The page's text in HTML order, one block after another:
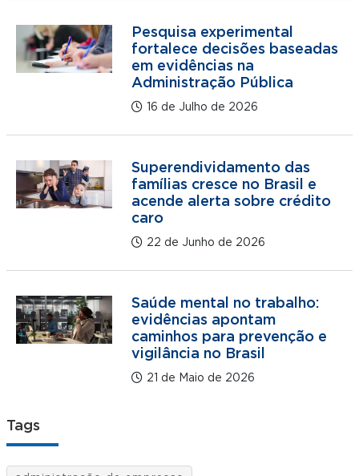
Pesquisa experimental
fortalece decisões baseadas
em evidências na
Administração Pública
16 de Julho de 2026
Superendividamento das
famílias cresce no Brasil e
acende alerta sobre crédito
caro
22 de Junho de 2026
Saúde mental no trabalho:
evidências apontam
caminhos para prevenção e
vigilância no Brasil
21 de Maio de 2026
Tags